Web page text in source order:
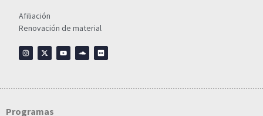
Afiliación
Renovación de material
Programas